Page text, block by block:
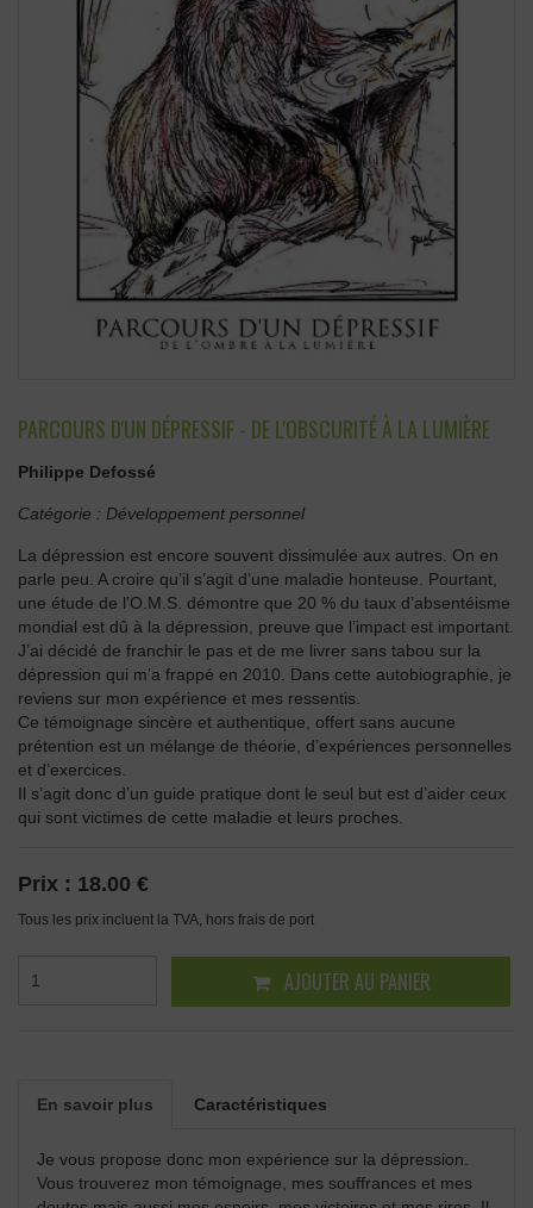
PARCOURS D'UN DÉPRESSIF - DE L'OBSCURITÉ À LA LUMIÈRE
Philippe Defossé
Catégorie : Développement personnel
La dépression est encore souvent dissimulée aux autres. On en
parle peu. A croire qu’il s’agit d’une maladie honteuse. Pourtant,
une étude de l’O.M.S. démontre que 20 % du taux d’absentéisme
mondial est dû à la dépression, preuve que l’impact est important.
J’ai décidé de franchir le pas et de me livrer sans tabou sur la
dépression qui m’a frappé en 2010. Dans cette autobiographie, je
reviens sur mon expérience et mes ressentis.
Ce témoignage sincère et authentique, offert sans aucune
prétention est un mélange de théorie, d’expériences personnelles
et d’exercices.
Il s’agit donc d’un guide pratique dont le seul but est d’aider ceux
qui sont victimes de cette maladie et leurs proches.
Prix : 18.00 €
Tous les prix incluent la TVA, hors frais de port
AJOUTER AU PANIER
En savoir plus Caractéristiques
Je vous propose donc mon expérience sur la dépression.
Vous trouverez mon témoignage, mes souffrances et mes